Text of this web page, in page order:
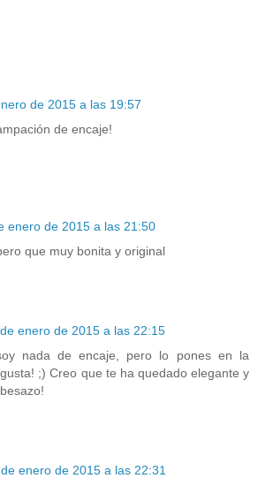
de 2015 a las 19:57
de encaje!
enero de 2015 a las 21:50
que muy bonita y original
enero de 2015 a las 22:15
nada de encaje, pero lo pones en la
;) Creo que te ha quedado elegante y
enero de 2015 a las 22:31